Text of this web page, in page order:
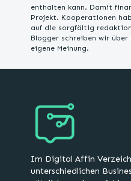
enthalten kann. Damit
Projekt. Kooperationen
auf die sorgfältig
Blogger schreiben wir über
eigene Meinung.
Im Digital Affin
unterschiedlichen